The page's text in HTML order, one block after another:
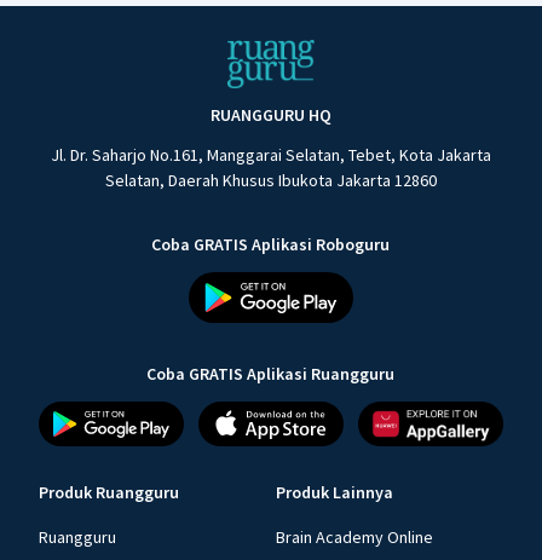
RUANGGURU HQ
Jl. Dr. Saharjo No.161, Manggarai Selatan, Tebet, Kota Jakarta
Selatan, Daerah Khusus Ibukota Jakarta 12860
Coba GRATIS Aplikasi Roboguru
Coba GRATIS Aplikasi Ruangguru
Produk Ruangguru
Ruangguru
Produk Lainnya
Brain Academy Online